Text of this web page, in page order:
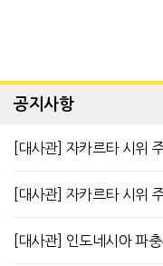
공지사항
[대사관] 자카르타 시위
[대사관] 자카르타 시위
[대사관] 인도네시아 파